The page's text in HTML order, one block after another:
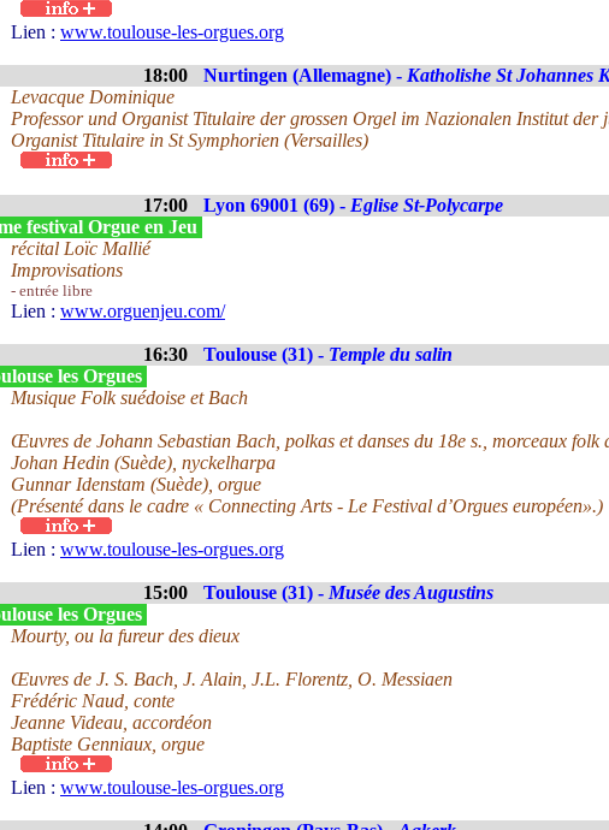
Lien : www.toulouse-les-orgues.org
18:00 Nurtingen (Allemagne) - Katholishe St Johannes
Levacque Dominique
Professor und Organist Titulaire der grossen Orgel im Nazionalen Institut der
Organist Titulaire in St Symphorien (Versailles)
17:00 Lyon 69001 (69) - Eglise St-Polycarpe
festival Orgue en Jeu
récital Loïc Mallié
Improvisations
- entrée libre
Lien : www.orguenjeu.com/
16:30 Toulouse (31) - Temple du salin
les Orgues
Musique Folk suédoise et Bach
Œuvres de Johann Sebastian Bach, polkas et danses du 18e s., morceaux folk
Johan Hedin (Suède), nyckelharpa
Gunnar Idenstam (Suède), orgue
(Présenté dans le cadre « Connecting Arts - Le Festival d’Orgues européen».)
Lien : www.toulouse-les-orgues.org
15:00 Toulouse (31) - Musée des Augustins
les Orgues
Mourty, ou la fureur des dieux
Œuvres de J. S. Bach, J. Alain, J.L. Florentz, O. Messiaen
Frédéric Naud, conte
Jeanne Videau, accordéon
Baptiste Genniaux, orgue
Lien : www.toulouse-les-orgues.org